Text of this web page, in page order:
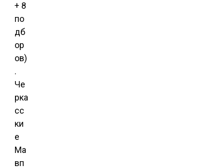
+ 8
по
дб
ор
ов)
.
Че
рка
сс
ки
е
Ма
вп